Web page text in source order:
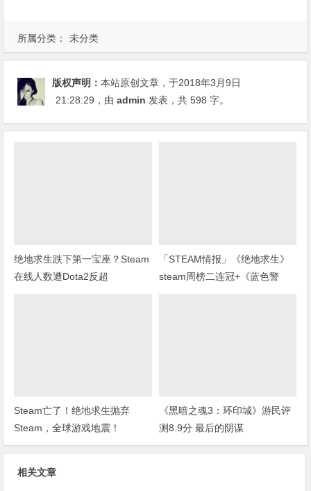
所属分类： 未分类
版权声明：本站原创文章，于2018年3月9日
21:28:29 ，由admin 发表，共 598 字。
绝地求生跌下第一宝座？Steam
在线人数遭Dota2反超
「STEAM情报」《绝地求生》
steam周榜二连冠+《蓝色警
Steam亡了！绝地求生抛弃
Steam，全球游戏地震！
《黑暗之魂3：环印城》游民评
测8.9分 最后的阴谋
相关文章